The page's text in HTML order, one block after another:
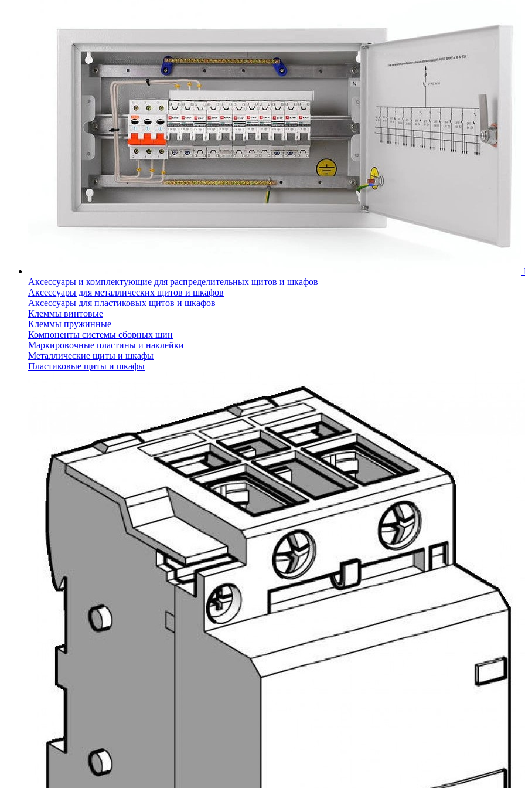
Аксессуары и комплектующие для распределительных щитов и шкафов
Аксессуары для металлических щитов и шкафов
Аксессуары для пластиковых щитов и шкафов
Клеммы винтовые
Клеммы пружинные
Компоненты системы сборных шин
Маркировочные пластины и наклейки
Металлические щиты и шкафы
Пластиковые щиты и шкафы